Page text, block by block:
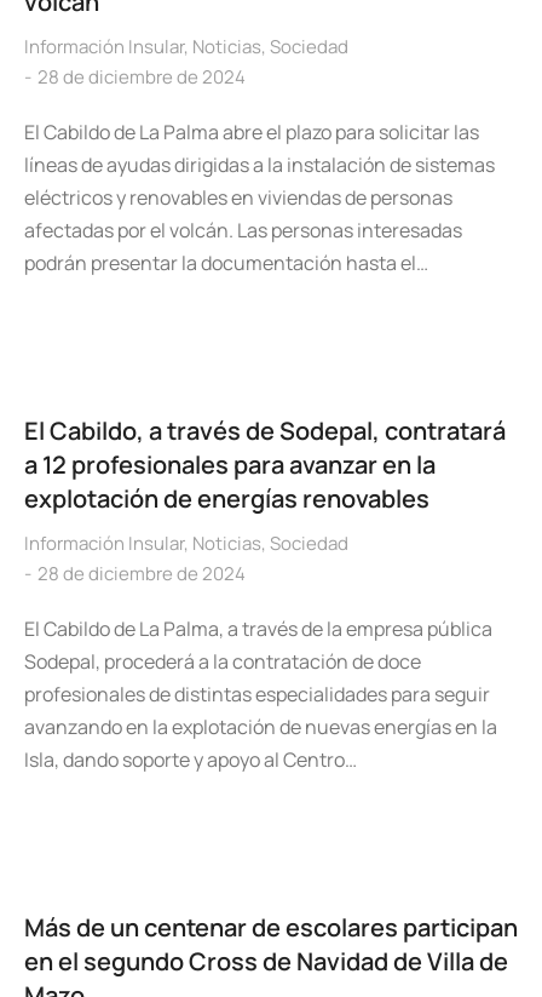
Información Insular, Noticias, Sociedad
28 de diciembre de 2024
El Cabildo de La Palma abre el plazo para solicitar las
líneas de ayudas dirigidas a la instalación de sistemas
eléctricos y renovables en viviendas de personas
afectadas por el volcán. Las personas interesadas
podrán presentar la documentación hasta el…
El Cabildo, a través de Sodepal, contratará
a 12 profesionales para avanzar en la
explotación de energías renovables
Información Insular, Noticias, Sociedad
28 de diciembre de 2024
El Cabildo de La Palma, a través de la empresa pública
Sodepal, procederá a la contratación de doce
profesionales de distintas especialidades para seguir
avanzando en la explotación de nuevas energías en la
Isla, dando soporte y apoyo al Centro…
Más de un centenar de escolares participan
en el segundo Cross de Navidad de Villa de